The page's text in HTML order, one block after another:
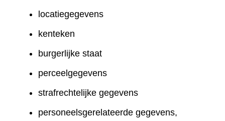
locatiegegevens
kenteken
burgerlijke staat
perceelgegevens
strafrechtelijke gegevens
personeelsgerelateerde gegevens,